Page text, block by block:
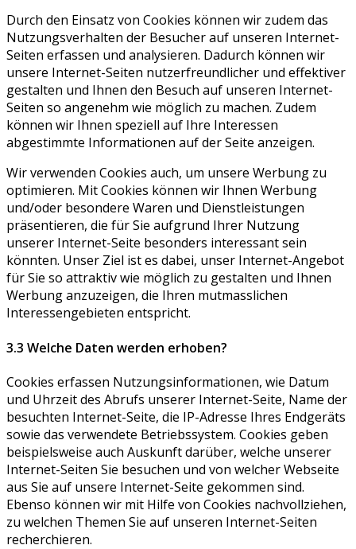
Durch den Einsatz von Cookies können wir zudem das
Nutzungsverhalten der Besucher auf unseren Internet-
Seiten erfassen und analysieren. Dadurch können wir
unsere Internet-Seiten nutzerfreundlicher und effektiver
gestalten und Ihnen den Besuch auf unseren Internet-
Seiten so angenehm wie möglich zu machen. Zudem
können wir Ihnen speziell auf Ihre Interessen
abgestimmte Informationen auf der Seite anzeigen.
Wir verwenden Cookies auch, um unsere Werbung zu
optimieren. Mit Cookies können wir Ihnen Werbung
und/oder besondere Waren und Dienstleistungen
präsentieren, die für Sie aufgrund Ihrer Nutzung
unserer Internet-Seite besonders interessant sein
könnten. Unser Ziel ist es dabei, unser Internet-Angebot
für Sie so attraktiv wie möglich zu gestalten und Ihnen
Werbung anzuzeigen, die Ihren mutmasslichen
Interessengebieten entspricht.
3.3 Welche Daten werden erhoben?
Cookies erfassen Nutzungsinformationen, wie Datum
und Uhrzeit des Abrufs unserer Internet-Seite, Name der
besuchten Internet-Seite, die IP-Adresse Ihres Endgeräts
sowie das verwendete Betriebssystem. Cookies geben
beispielsweise auch Auskunft darüber, welche unserer
Internet-Seiten Sie besuchen und von welcher Webseite
aus Sie auf unsere Internet-Seite gekommen sind.
Ebenso können wir mit Hilfe von Cookies nachvollziehen,
zu welchen Themen Sie auf unseren Internet-Seiten
recherchieren.